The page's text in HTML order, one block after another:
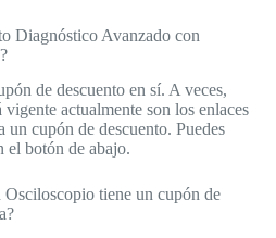
Diagnóstico Avanzado con
de descuento en sí. A veces,
actualmente son los enlaces
cupón de descuento. Puedes
el botón de abajo.
tiene un cupón de